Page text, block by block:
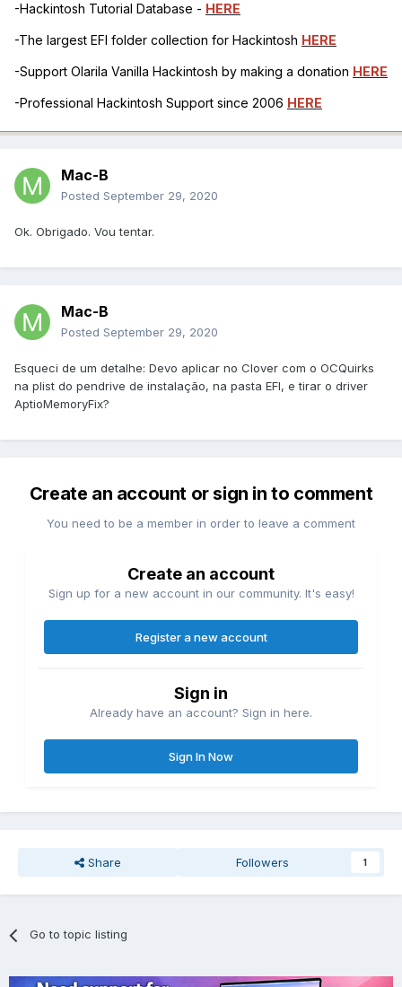
-Hackintosh Tutorial Database - HERE
-The largest EFI folder collection for Hackintosh HERE
-Support Olarila Vanilla Hackintosh by making a donation HERE
-Professional Hackintosh Support since 2006 HERE
Mac-B
Posted September 29, 2020
Ok. Obrigado. Vou tentar.
Mac-B
Posted September 29, 2020
Esqueci de um detalhe: Devo aplicar no Clover com o OCQuirks
na plist do pendrive de instalação, na pasta EFI, e tirar o driver
AptioMemoryFix?
Create an account or sign in to comment
You need to be a member in order to leave a comment
Create an account
Sign up for a new account in our community. It's easy!
Register a new account
Sign in
Already have an account? Sign in here.
Sign In Now
Share Followers 1
Go to topic listing